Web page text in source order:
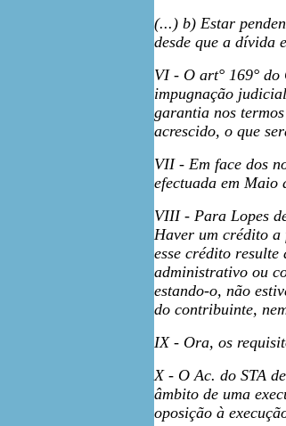
(...) b) Estar
desde que a dívida
VI - O art° 169° do
impugnação
garantia nos
acrescido, o que
VII - Em face dos
efectuada em Maio
VIII - Para Lopes
Haver um crédito a
esse crédito
administrativo ou
estando-o, não
do contribuinte,
IX - Ora, os
X - O Ac. do STA
âmbito de uma
oposição à